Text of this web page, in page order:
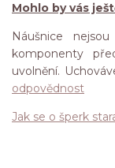
Mohlo by vás
Náušnice
komponenty
uvolnění.
odpovědnost
Jak se o šperk